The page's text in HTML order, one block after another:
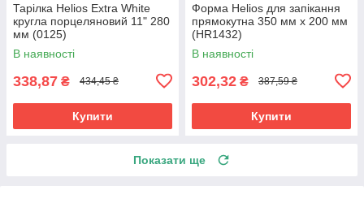
Тарілка Helios Extra White
кругла порцеляновий 11" 280
мм (0125)
В наявності
338,87 ₴ 434,45 ₴
Купити
Форма Helios для запікання
прямокутна 350 мм х 200 мм
(HR1432)
В наявності
302,32 ₴ 387,59 ₴
Купити
Показати ще